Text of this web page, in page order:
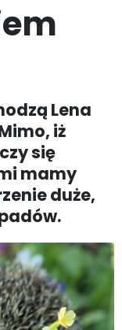
Lena
iż
się
mamy
duże,